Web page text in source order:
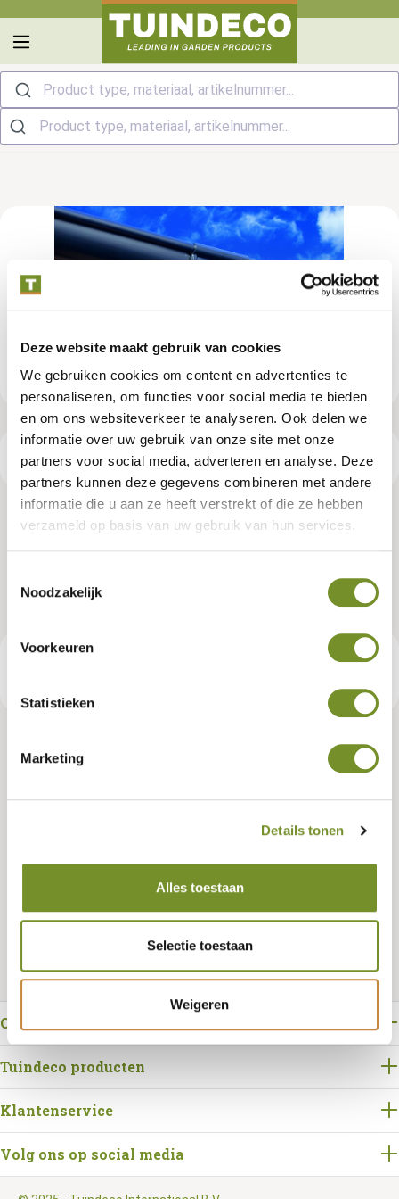
Deze website maakt gebruik van cookies
We gebruiken cookies om content en advertenties te
personaliseren, om functies voor social media te bieden
en om ons websiteverkeer te analyseren. Ook delen we
informatie over uw gebruik van onze site met onze
partners voor social media, adverteren en analyse. Deze
partners kunnen deze gegevens combineren met andere
informatie die u aan ze heeft verstrekt of die ze hebben
verzameld op basis van uw gebruik van hun services.
Noodzakelijk
Voorkeuren
Statistieken
Marketing
Details tonen
Alles toestaan
Selectie toestaan
Weigeren
Product type, materiaal, artikelnummer...
Productspecificaties
Dakgootset, kunststof, 100 mm,
Artikelnummer:
Tuindeco dealer? Log in voor je eigen prijzen.
Bestellen
Over Tuindeco
Tuindeco producten
Klantenservice
Volg ons op social media